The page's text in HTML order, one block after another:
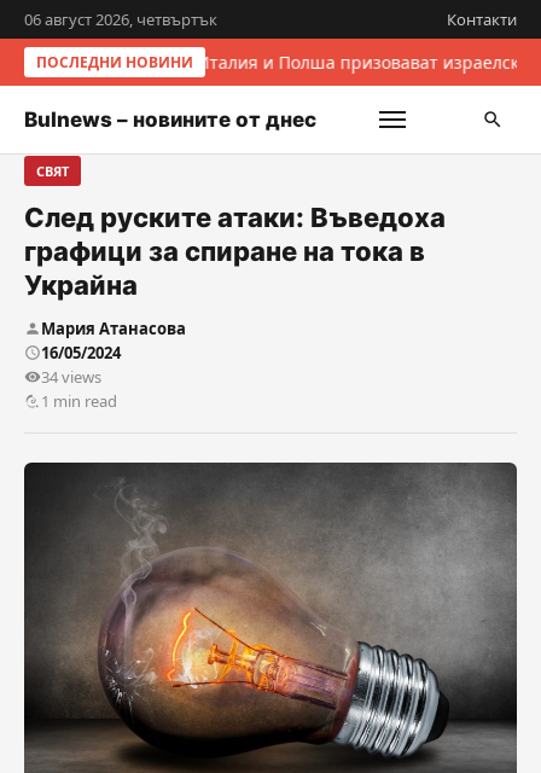
06 август 2026, четвъртък Контакти
ПОСЛЕДНИ НОВИНИ Италия и Полша призовават
Bulnews – новините от днес
СВЯТ
След руските атаки: Въведоха
графици за спиране на тока в
Украйна
Мария Атанасова
16/05/2024
34 views
1 min read